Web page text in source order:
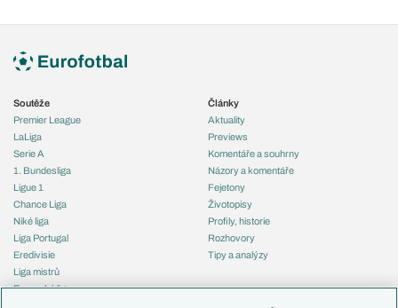
Soutěže
Premier League
LaLiga
Serie A
1. Bundesliga
Ligue 1
Chance Liga
Niké liga
Liga Portugal
Eredivisie
Liga mistrů
Evropská liga
Články
Aktuality
Previews
Komentáře a souhrny
Názory a komentáře
Fejetony
Životopisy
Profily, historie
Rozhovory
Tipy a analýzy